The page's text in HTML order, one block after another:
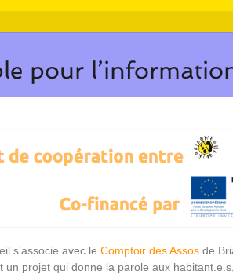
pour
s’associe avec le Comptoir des Assos de
un projet qui donne la parole aux